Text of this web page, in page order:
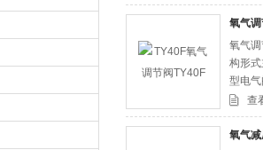
氧气
氧气
构形
型电
应用于
查
氧气